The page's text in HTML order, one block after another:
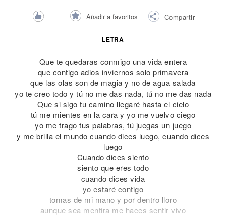
Añadir a favoritos Compartir
LETRA
Que te quedaras conmigo una vida entera
que contigo adios inviernos solo primavera
que las olas son de magia y no de agua salada
yo te creo todo y tú no me das nada, tú no me das nada
Que si sigo tu camino llegaré hasta el cielo
tú me mientes en la cara y yo me vuelvo ciego
yo me trago tus palabras, tú juegas un juego
y me brilla el mundo cuando dices luego, cuando dices
luego
Cuando dices siento
siento que eres todo
cuando dices vida
yo estaré contigo
tomas de mi mano y por dentro lloro
aunque sea mentira me haces sentir vivo